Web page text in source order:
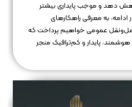
دهد و موجب پایداری بیشتر
به معرفی راهکارهای
عمومی خواهیم پرداخت که
پایدار و کم‌ترافیک منجر